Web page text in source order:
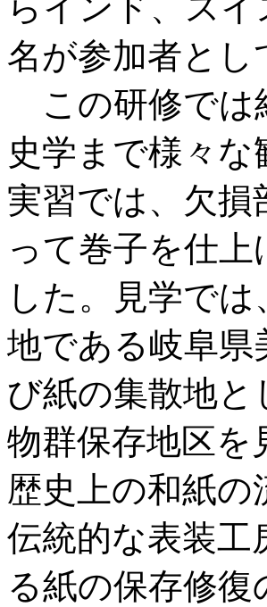
らインド、ス
名が参加者と
この研修では
史学まで様々
実習では、欠損
って巻子を仕
した。見学で
地である岐阜県
び紙の集散地と
物群保存地区を
歴史上の和紙
伝統的な表装工
る紙の保存修